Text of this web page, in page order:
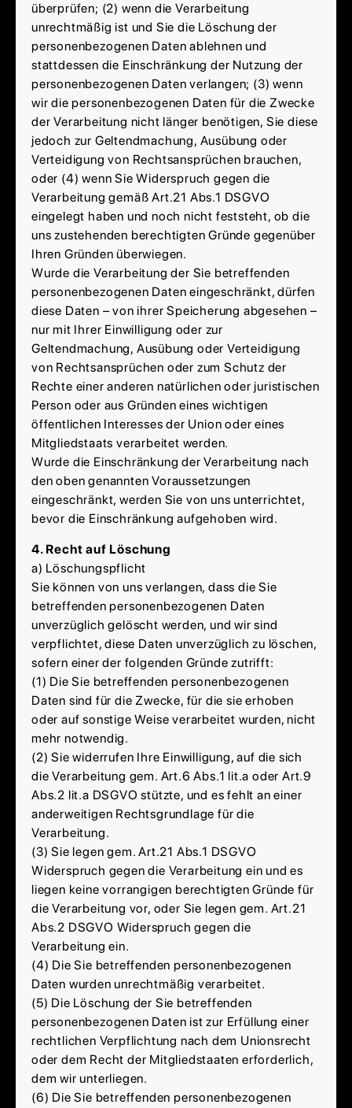
überprüfen; (2) wenn die Verarbeitung
unrechtmäßig ist und Sie die Löschung der
personenbezogenen Daten ablehnen und
stattdessen die Einschränkung der Nutzung der
personenbezogenen Daten verlangen; (3) wenn
wir die personenbezogenen Daten für die Zwecke
der Verarbeitung nicht länger benötigen, Sie diese
jedoch zur Geltendmachung, Ausübung oder
Verteidigung von Rechtsansprüchen brauchen,
oder (4) wenn Sie Widerspruch gegen die
Verarbeitung gemäß Art.21 Abs.1 DSGVO
eingelegt haben und noch nicht feststeht, ob die
uns zustehenden berechtigten Gründe gegenüber
Ihren Gründen überwiegen.
Wurde die Verarbeitung der Sie betreffenden
personenbezogenen Daten eingeschränkt, dürfen
diese Daten – von ihrer Speicherung abgesehen –
nur mit Ihrer Einwilligung oder zur
Geltendmachung, Ausübung oder Verteidigung
von Rechtsansprüchen oder zum Schutz der
Rechte einer anderen natürlichen oder juristischen
Person oder aus Gründen eines wichtigen
öffentlichen Interesses der Union oder eines
Mitgliedstaats verarbeitet werden.
Wurde die Einschränkung der Verarbeitung nach
den oben genannten Voraussetzungen
eingeschränkt, werden Sie von uns unterrichtet,
bevor die Einschränkung aufgehoben wird.
4. Recht auf Löschung
a) Löschungspflicht
Sie können von uns verlangen, dass die Sie
betreffenden personenbezogenen Daten
unverzüglich gelöscht werden, und wir sind
verpflichtet, diese Daten unverzüglich zu löschen,
sofern einer der folgenden Gründe zutrifft:
(1) Die Sie betreffenden personenbezogenen
Daten sind für die Zwecke, für die sie erhoben
oder auf sonstige Weise verarbeitet wurden, nicht
mehr notwendig.
(2) Sie widerrufen Ihre Einwilligung, auf die sich
die Verarbeitung gem. Art.6 Abs.1 lit.a oder Art.9
Abs.2 lit.a DSGVO stützte, und es fehlt an einer
anderweitigen Rechtsgrundlage für die
Verarbeitung.
(3) Sie legen gem. Art.21 Abs.1 DSGVO
Widerspruch gegen die Verarbeitung ein und es
liegen keine vorrangigen berechtigten Gründe für
die Verarbeitung vor, oder Sie legen gem. Art.21
Abs.2 DSGVO Widerspruch gegen die
Verarbeitung ein.
(4) Die Sie betreffenden personenbezogenen
Daten wurden unrechtmäßig verarbeitet.
(5) Die Löschung der Sie betreffenden
personenbezogenen Daten ist zur Erfüllung einer
rechtlichen Verpflichtung nach dem Unionsrecht
oder dem Recht der Mitgliedstaaten erforderlich,
dem wir unterliegen.
(6) Die Sie betreffenden personenbezogenen